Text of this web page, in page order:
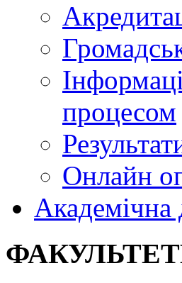
процесом
Онлайн
Академічна